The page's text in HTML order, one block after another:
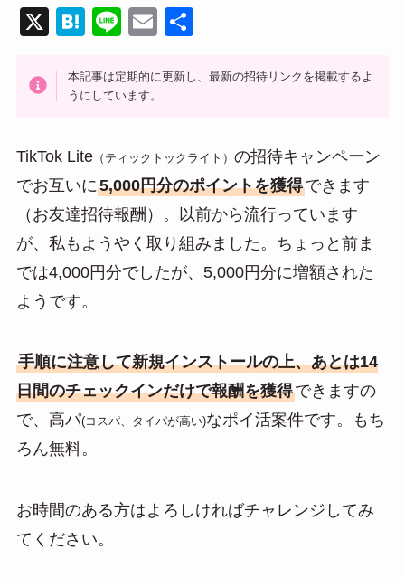
X
H
e
n
Li
e
E
ail
本記事は定期的に更新し、最新の招待リンクを掲載するよ
うにしています。
TikTok Lite（ティックトックライト） の招待キャンペーン
でお互いに5,000円分のポイントを獲得できます
（お友達招待報酬）。以前から流行っています
が、私もようやく取り組みました。ちょっと前ま
では4,000円分でしたが、5,000円分に増額された
ようです。
手順に注意して新規インストールの上、あとは14
日間のチェックインだけで報酬を獲得できますの
で、高パ(コスパ、タイパが高い)なポイ活案件です。もち
ろん無料。
お時間のある方はよろしければチャレンジしてみ
てください。